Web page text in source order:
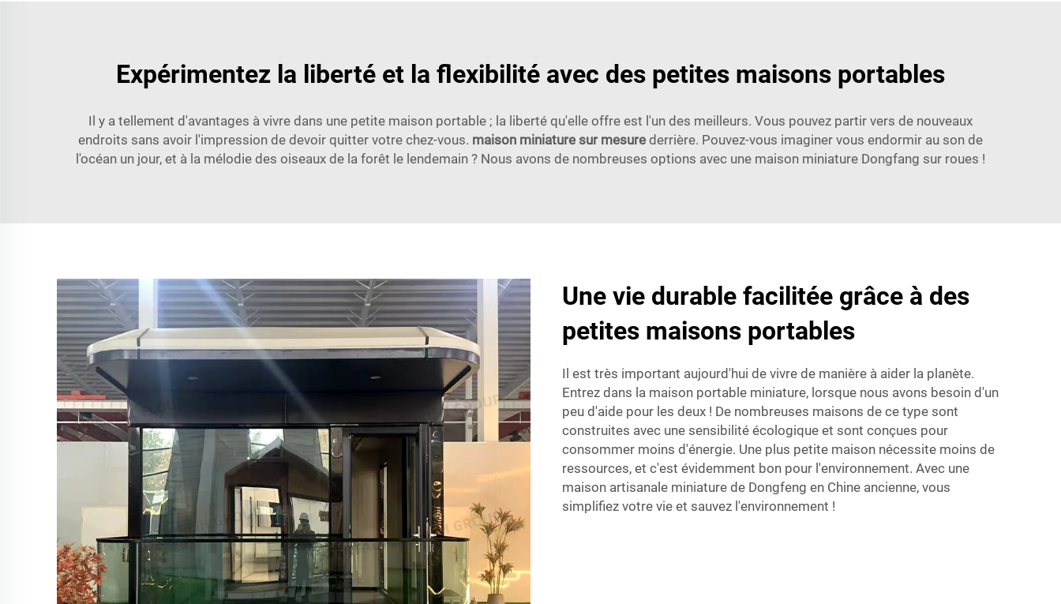
Expérimentez la liberté et la flexibilité avec des petites maisons portables
Il y a tellement d'avantages à vivre dans une petite maison portable ; la liberté qu'elle offre est l'un des meilleurs. Vous pouvez partir vers de nouveaux
endroits sans avoir l'impression de devoir quitter votre chez-vous. maison miniature sur mesure derrière. Pouvez-vous imaginer vous endormir au son de
l'océan un jour, et à la mélodie des oiseaux de la forêt le lendemain ? Nous avons de nombreuses options avec une maison miniature Dongfang sur roues !
Une vie durable facilitée grâce à des
petites maisons portables
Il est très important aujourd'hui de vivre de manière à aider la planète.
Entrez dans la maison portable miniature, lorsque nous avons besoin d'un
peu d'aide pour les deux ! De nombreuses maisons de ce type sont
construites avec une sensibilité écologique et sont conçues pour
consommer moins d'énergie. Une plus petite maison nécessite moins de
ressources, et c'est évidemment bon pour l'environnement. Avec une
maison artisanale miniature de Dongfeng en Chine ancienne, vous
simplifiez votre vie et sauvez l'environnement !